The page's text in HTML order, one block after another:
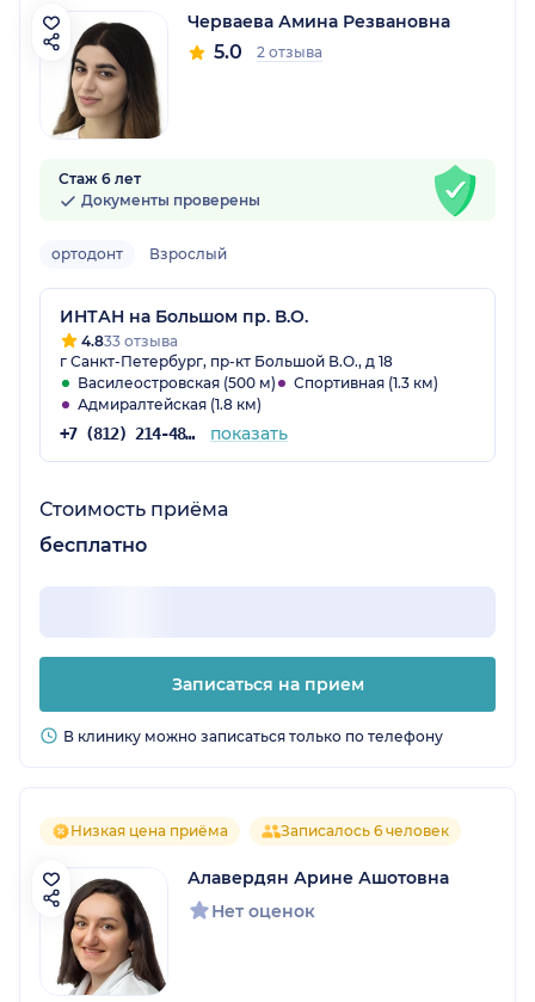
Черваева Амина Резвановна
5.0 2 отзыва
Стаж 6 лет
Документы проверены
ортодонт Взрослый
ИНТАН на Большом пр. В.О.
4.833 отзыва
г Санкт-Петербург, пр-кт Большой В.О., д 18
Василеостровская (500 м)
Спортивная (1.3 км)
Адмиралтейская (1.8 км)
+7 (812) 214-48-61 показать
Стоимость приёма
бесплатно
Записаться на прием
В клинику можно записаться только по телефону
Низкая цена приёма Записалось 6 человек
Алавердян Арине Ашотовна
Нет оценок